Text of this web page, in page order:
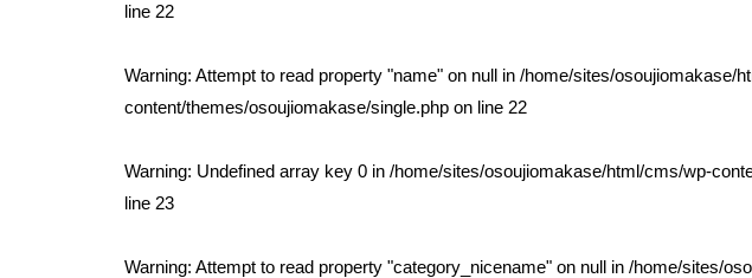
line 22
Warning: Attempt to read property "name" on null in /home/sites/osoujiomakase/
content/themes/osoujiomakase/single.phpon line 22
Warning: Undefined array key 0 in /home/sites/osoujiomakase/html/cms/wp-
line 23
Warning: Attempt to read property "category_nicename" on null in /home/sites/